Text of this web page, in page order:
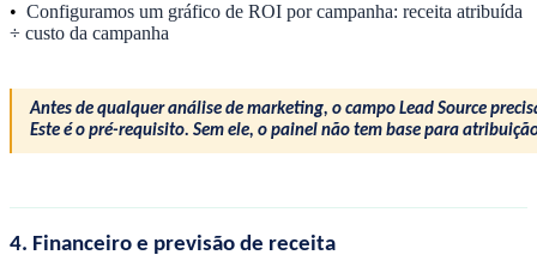
• Configuramos um gráfico de ROI por campanha: receita atribuída
÷ custo da campanha
Antes de qualquer análise de marketing, o campo Lead Source
Este é o pré-requisito. Sem ele, o painel não tem base para
4. Financeiro e previsão de receita